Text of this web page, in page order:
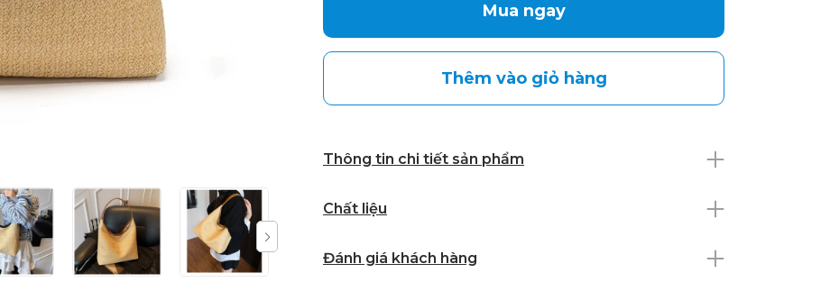
Mua ngay
Thêm vào giỏ hàng
Thông tin chi tiết sản phẩm
Chất liệu
Đánh giá khách hàng